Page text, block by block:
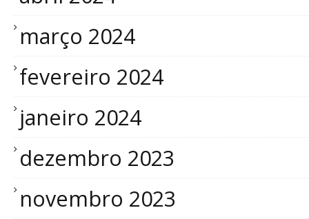
março 2024
fevereiro 2024
janeiro 2024
dezembro 2023
novembro 2023